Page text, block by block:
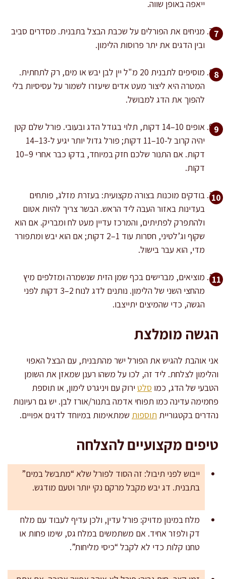
ייאפה באופן שווה.
מניחים את הפורלים על שכבת הבצל בתבנית. מסדרים סביב
ובין הדגים את יתר פרוסות הלימון.
מוסיפים לתבנית 20 מ"ל יין לבן יבש או מים, רק לתחתית.
המטרה היא ליצור מעט אדים שיעזרו לשמור על עסיסיות בלי
להפוך את הדג למבושל.
אופים 10–14 דקות, תלוי בגודל הדג ובעובי. פורל שלם קטן
יהיה קרוב ל-10–11 דקות; פורל גדול יותר יגיע ל-13–14
דקות. אם התנור שלכם חזק במיוחד, בדקו כבר אחרי 9–10
דקות.
בודקים מוכנות בצורה מקצועית: בעזרת מזלג, פותחים
בעדינות באזור העבה ליד הראש. הבשר צריך להיות אטום
ולהתפרק לפתיתים, והמרכז עדיין מעט לח ומבריק. אם הוא
שקוף וג’לטיני, חסרות עוד 1–2 דקות; אם הוא יבש ומתפורר
מדי, הוא עבר בישול.
מוציאים, מברישים בכף שמן הזית שנשמרה ומזלפים מיץ
מהחצי השני של הלימון. נותנים לדג לנוח 2–3 דקות לפני
הגשה, כדי שהמיצים יתייצבו.
הגשה מומלצת
אני אוהבת להגיש את הפורל ישר מהתבנית, עם הבצל האפוי
והלימון לצלחת. ליד זה, לכו על משהו רענן שמאזן את השומן
הטבעי של הדג, כמו סלט ירוק עם ויניגרט לימון, או תוספת
פחמימה עדינה כמו תפוחי אדמה בתנור/אורז לבן. יש גם רעיונות
נהדרים בקטגוריית תוספות שמתאימות במיוחד לדגים אפויים.
טיפים מקצועיים להצלחה
ייבוש לפני תיבול: זה הסוד לפורל שלא “מתבשל במים”
בתבנית. דג יבש מקבל מרקם נקי יותר וטעם מודגש.
מלח במינון מדויק: פורל עדין, ולכן עדיף לעבוד עם מלח
דק ולפזר אחיד. אם משתמשים במלח גס, שימו פחות או
טחנו קלות כדי לא לקבל “כיסי מליחות”.